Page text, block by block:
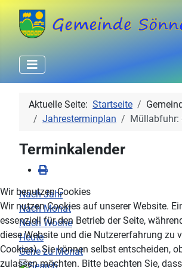
Aktuelle Seite: Startseite
Jahresterminplan
Müllabfuhr:
Terminkalender
Nach Jahr
Nach Monat
Nach Woche
Heute
Gehe zu Monat
Wir benutzen Cookies
Wir nutzen Cookies auf unserer Website.
essenziell für den Betrieb der Seite,
diese Website und die Nutzererfahrung zu
Cookies). Sie können selbst entscheiden,
zulassen möchten. Bitte beachten Sie,